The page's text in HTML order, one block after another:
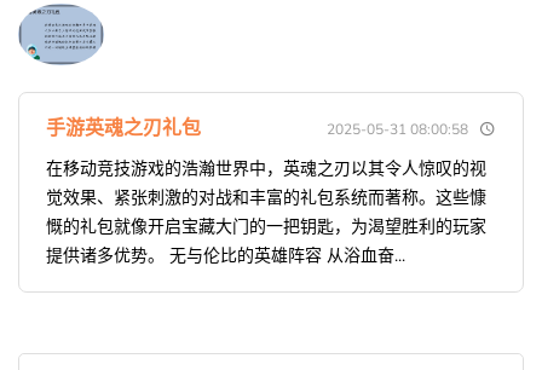
手游英魂之刃礼包 2025-05-31 08:00:58
在移动竞技游戏的浩瀚世界中，英魂之刃以其令人惊叹的视
觉效果、紧张刺激的对战和丰富的礼包系统而著称。这些慷
慨的礼包就像开启宝藏大门的一把钥匙，为渴望胜利的玩家
提供诸多优势。 无与伦比的英雄阵容 从浴血奋...